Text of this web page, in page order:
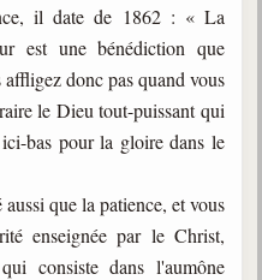
il date de 1862 : « La
est une bénédiction que
donc pas quand vous
le Dieu tout-puissant qui
bas pour la gloire dans le
que la patience, et vous
enseignée par le Christ,
consiste dans l'aumône